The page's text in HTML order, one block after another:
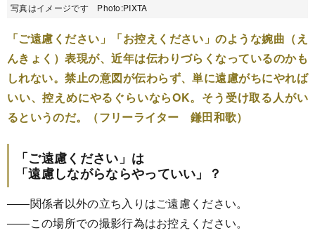
写真はイメージです Photo:PIXTA
「ご遠慮ください」「お控えください」のような婉曲（え
んきょく）表現が、近年は伝わりづらくなっているのかも
しれない。禁止の意図が伝わらず、単に遠慮がちにやれば
いい、控えめにやるぐらいならOK。そう受け取る人がい
るというのだ。（フリーライター 鎌田和歌）
「ご遠慮ください」は
「遠慮しながらならやっていい」？
――関係者以外の立ち入りはご遠慮ください。
――この場所での撮影行為はお控えください。